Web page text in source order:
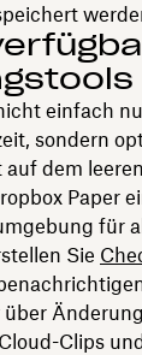
einfach
sondern
auf dem leeren
Paper
für
Sie
Clips